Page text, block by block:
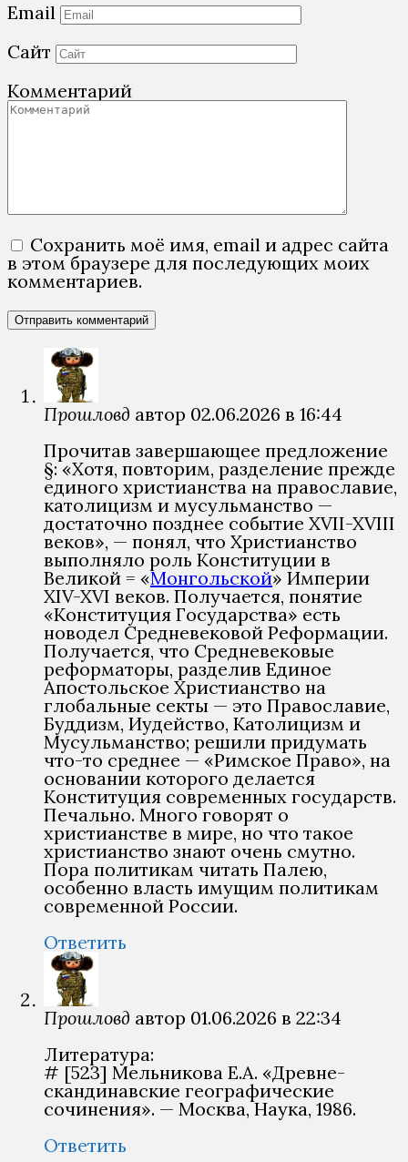
Email
Сайт
Комментарий
Сохранить моё имя, email и адрес сайта
в этом браузере для последующих моих
комментариев.
Прошловѣд автор 02.06.2026 в 16:44
Прочитав завершающее предложение
§: «Хотя, повторим, разделение прежде
единого христианства на православие,
католицизм и мусульманство —
достаточно позднее событие XVII-XVIII
веков», — понял, что Христианство
выполняло роль Конституции в
Великой = «Монгольской» Империи
XIV-XVI веков. Получается, понятие
«Конституция Государства» есть
новодел Средневековой Реформации.
Получается, что Средневековые
реформаторы, разделив Единое
Апостольское Христианство на
глобальные секты — это Православие,
Буддизм, Иудейство, Католицизм и
Мусульманство; решили придумать
что-то среднее — «Римское Право», на
основании которого делается
Конституция современных государств.
Печально. Много говорят о
христианстве в мире, но что такое
христианство знают очень смутно.
Пора политикам читать Палею,
особенно власть имущим политикам
современной России.
Ответить
Прошловѣд автор 01.06.2026 в 22:34
Литература:
# [523] Мельникова Е.А. «Древне-
скандинавские географические
сочинения». — Москва, Наука, 1986.
Ответить